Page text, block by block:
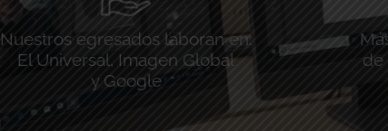
Nuestros egresados laboran en:
El Universal, Imagen Global
y Google
de